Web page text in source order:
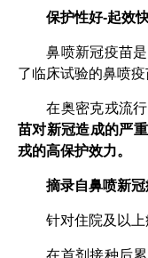
保护性好-起效
鼻喷新冠疫苗
了临床试验的鼻喷疫
在奥密克戎流
苗对新冠造成的严
戎的高保护效力。
摘录自鼻喷新
针对住院及以
在首剂接种后